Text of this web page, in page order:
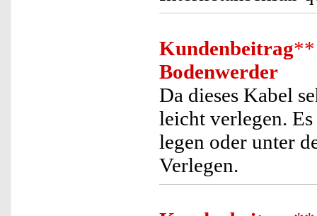
Kundenbeitrag**
Bodenwerder
Da dieses Kabel
leicht verlegen.
legen oder unter
Verlegen.